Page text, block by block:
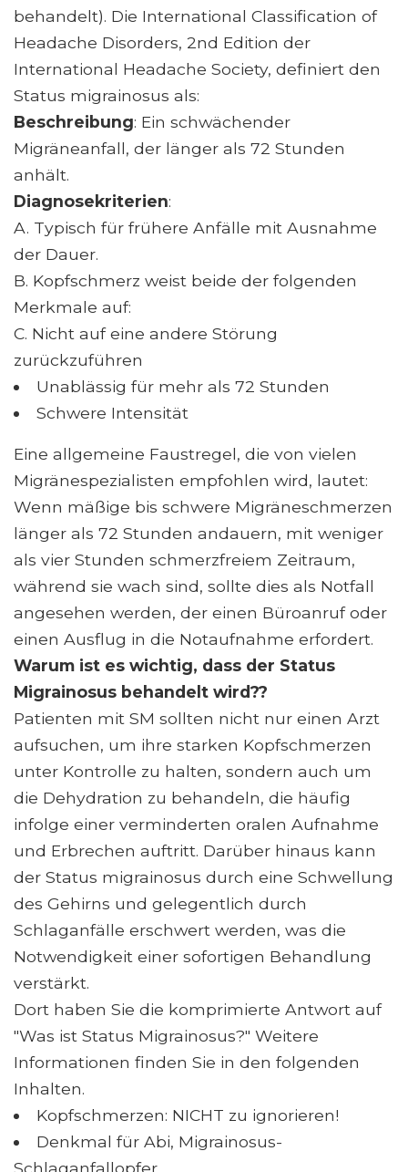
behandelt). Die International Classification of
Headache Disorders, 2nd Edition der
International Headache Society, definiert den
Status migrainosus als:
Beschreibung: Ein schwächender
Migräneanfall, der länger als 72 Stunden
anhält.
Diagnosekriterien:
A. Typisch für frühere Anfälle mit Ausnahme
der Dauer.
B. Kopfschmerz weist beide der folgenden
Merkmale auf:
C. Nicht auf eine andere Störung
zurückzuführen
Unablässig für mehr als 72 Stunden
Schwere Intensität
Eine allgemeine Faustregel, die von vielen
Migränespezialisten empfohlen wird, lautet:
Wenn mäßige bis schwere Migräneschmerzen
länger als 72 Stunden andauern, mit weniger
als vier Stunden schmerzfreiem Zeitraum,
während sie wach sind, sollte dies als Notfall
angesehen werden, der einen Büroanruf oder
einen Ausflug in die Notaufnahme erfordert.
Warum ist es wichtig, dass der Status
Migrainosus behandelt wird??
Patienten mit SM sollten nicht nur einen Arzt
aufsuchen, um ihre starken Kopfschmerzen
unter Kontrolle zu halten, sondern auch um
die Dehydration zu behandeln, die häufig
infolge einer verminderten oralen Aufnahme
und Erbrechen auftritt. Darüber hinaus kann
der Status migrainosus durch eine Schwellung
des Gehirns und gelegentlich durch
Schlaganfälle erschwert werden, was die
Notwendigkeit einer sofortigen Behandlung
verstärkt.
Dort haben Sie die komprimierte Antwort auf
"Was ist Status Migrainosus?" Weitere
Informationen finden Sie in den folgenden
Inhalten.
Kopfschmerzen: NICHT zu ignorieren!
Denkmal für Abi, Migrainosus-
Schlaganfallopfer